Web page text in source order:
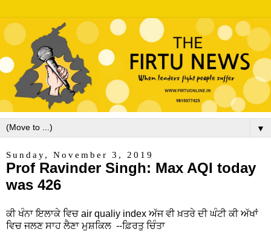
▼
Sunday, November 3, 2019
Prof Ravinder Singh: Max AQI today
was 426
ਕੀ ਖੰਨਾ ਇਲਾਕੇ ਵਿਚ air qualiy index ਅੱਜ ਵੀ ਖ਼ਤਰੇ ਦੀ ਘੰਟੀ ਕੀ ਅੱਖਾਂ
ਵਿਚ ਜਲਣ ਸਾਹ ਲੈਣਾ ਮੁਸ਼ਕਿਲ --ਫ਼ਿਰਤੁ ਚਿੰਤਾ